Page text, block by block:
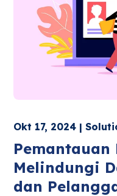
Okt 17, 2024 |
Pemantauan
Melindungi
dan